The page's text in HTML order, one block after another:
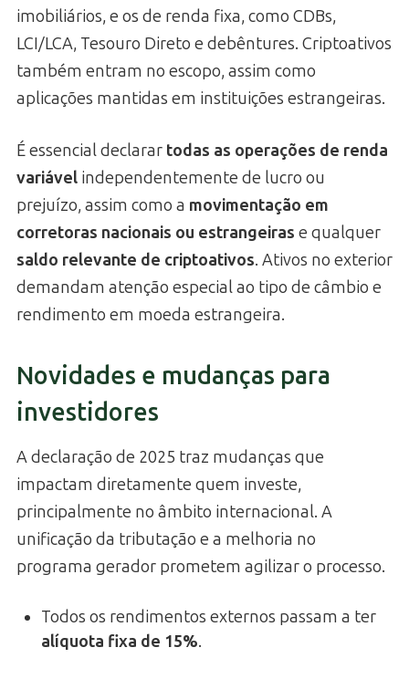
imobiliários, e os de renda fixa, como CDBs,
LCI/LCA, Tesouro Direto e debêntures. Criptoativos
também entram no escopo, assim como
aplicações mantidas em instituições estrangeiras.
É essencial declarar todas as operações de renda
variável independentemente de lucro ou
prejuízo, assim como a movimentação em
corretoras nacionais ou estrangeiras e qualquer
saldo relevante de criptoativos. Ativos no exterior
demandam atenção especial ao tipo de câmbio e
rendimento em moeda estrangeira.
Novidades e mudanças para
investidores
A declaração de 2025 traz mudanças que
impactam diretamente quem investe,
principalmente no âmbito internacional. A
unificação da tributação e a melhoria no
programa gerador prometem agilizar o processo.
Todos os rendimentos externos passam a ter
alíquota fixa de 15%.